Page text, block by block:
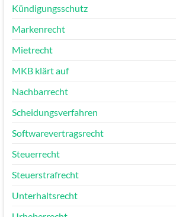
Kündigungsschutz
Markenrecht
Mietrecht
MKB klärt auf
Nachbarrecht
Scheidungsverfahren
Softwarevertragsrecht
Steuerrecht
Steuerstrafrecht
Unterhaltsrecht